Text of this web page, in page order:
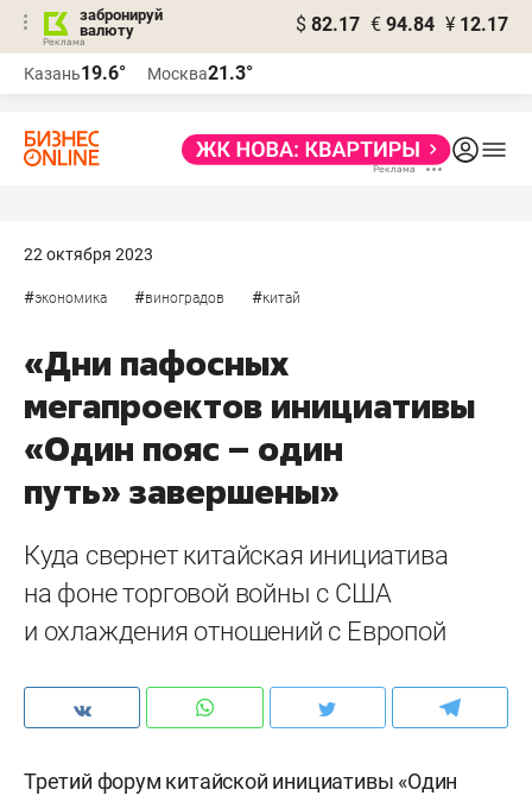
забронируй
валюту
$ 82.17 € 94.84 ¥ 12.17
Казань19.6° Москва21.3°
22 октября 2023
#экономика #виноградов #китай
«Дни пафосных
мегапроектов инициативы
«Один пояс – один
путь» завершены»
Куда свернет китайская инициатива
на фоне торговой войны с США
и охлаждения отношений с Европой
Третий форум китайской инициативы «Один